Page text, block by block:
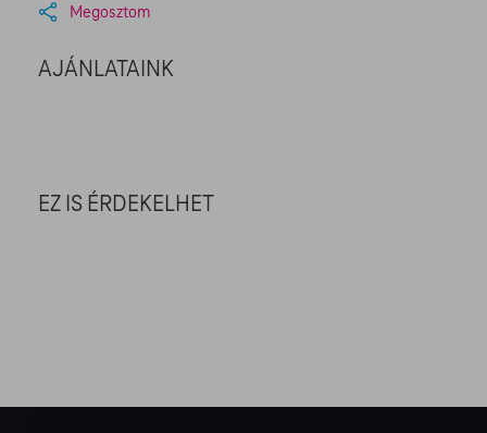
Megosztom
AJÁNLATAINK
EZ IS ÉRDEKELHET